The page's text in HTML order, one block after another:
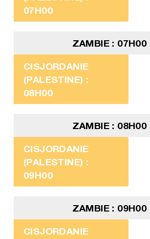
07H00
ZAMBIE : 07H00
CISJORDANIE
(PALESTINE) :
08H00
ZAMBIE : 08H00
CISJORDANIE
(PALESTINE) :
09H00
ZAMBIE : 09H00
CISJORDANIE